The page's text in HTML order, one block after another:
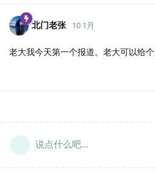
北门老张 10 1月
老大我今天第一个报道。老大可以给
说点什么吧...